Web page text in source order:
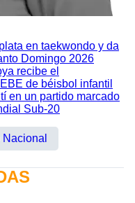
en taekwondo y da
Domingo 2026
recibe el
de béisbol infantil
en un partido marcado
Sub-20